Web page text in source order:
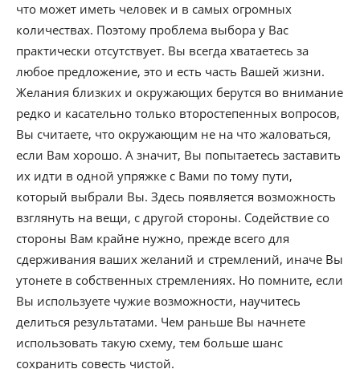
что может иметь человек и в самых огромных
количествах. Поэтому проблема выбора у Вас
практически отсутствует. Вы всегда хватаетесь за
любое предложение, это и есть часть Вашей жизни.
Желания близких и окружающих берутся во внимание
редко и касательно только второстепенных вопросов,
Вы считаете, что окружающим не на что жаловаться,
если Вам хорошо. А значит, Вы попытаетесь заставить
их идти в одной упряжке с Вами по тому пути,
который выбрали Вы. Здесь появляется возможность
взглянуть на вещи, с другой стороны. Содействие со
стороны Вам крайне нужно, прежде всего для
сдерживания ваших желаний и стремлений, иначе Вы
утонете в собственных стремлениях. Но помните, если
Вы используете чужие возможности, научитесь
делиться результатами. Чем раньше Вы начнете
использовать такую схему, тем больше шанс
сохранить совесть чистой.